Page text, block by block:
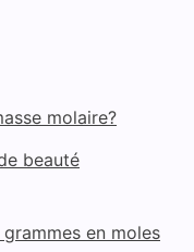
molaire?
beauté
en moles